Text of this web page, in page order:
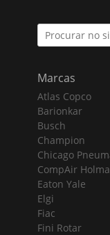
Search
for:
Marcas
Atlas Copco
Barionkar
Busch
Champion
Chicago
CompAir
Eaton Yale
Elgi
Fiac
Fini Rotar